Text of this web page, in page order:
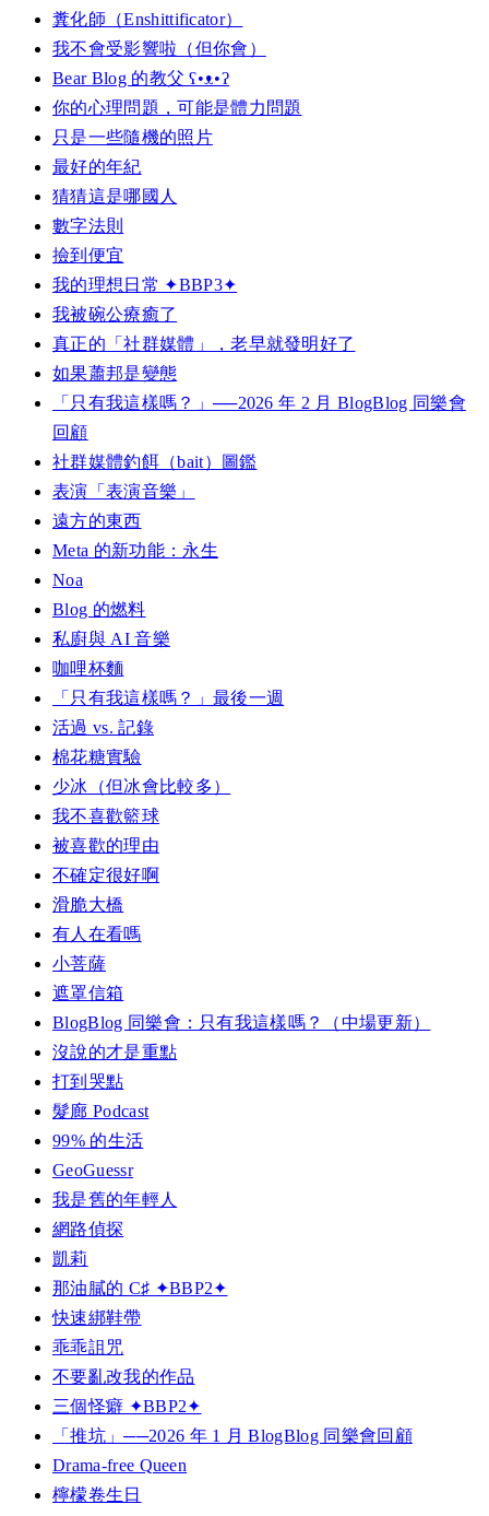
糞化師（Enshittificator）
我不會受影響啦（但你會）
Bear Blog 的教父 ʕ•ᴥ•ʔ
你的心理問題，可能是體力問題
只是一些隨機的照片
最好的年紀
猜猜這是哪國人
數字法則
撿到便宜
我的理想日常 ✦BBP3✦
我被碗公療癒了
真正的「社群媒體」，老早就發明好了
如果蕭邦是變態
「只有我這樣嗎？」──2026 年 2 月 BlogBlog 同樂會
回顧
社群媒體釣餌（bait）圖鑑
表演「表演音樂」
遠方的東西
Meta 的新功能：永生
Noa
Blog 的燃料
私廚與 AI 音樂
咖哩杯麵
「只有我這樣嗎？」最後一週
活過 vs. 記錄
棉花糖實驗
少冰（但冰會比較多）
我不喜歡籃球
被喜歡的理由
不確定很好啊
滑脆大橋
有人在看嗎
小菩薩
遮罩信箱
BlogBlog 同樂會：只有我這樣嗎？（中場更新）
沒說的才是重點
打到哭點
髮廊 Podcast
99% 的生活
GeoGuessr
我是舊的年輕人
網路偵探
凱莉
那油膩的 C♯ ✦BBP2✦
快速綁鞋帶
乖乖詛咒
不要亂改我的作品
三個怪癖 ✦BBP2✦
「推坑」──2026 年 1 月 BlogBlog 同樂會回顧
Drama-free Queen
檸檬卷生日